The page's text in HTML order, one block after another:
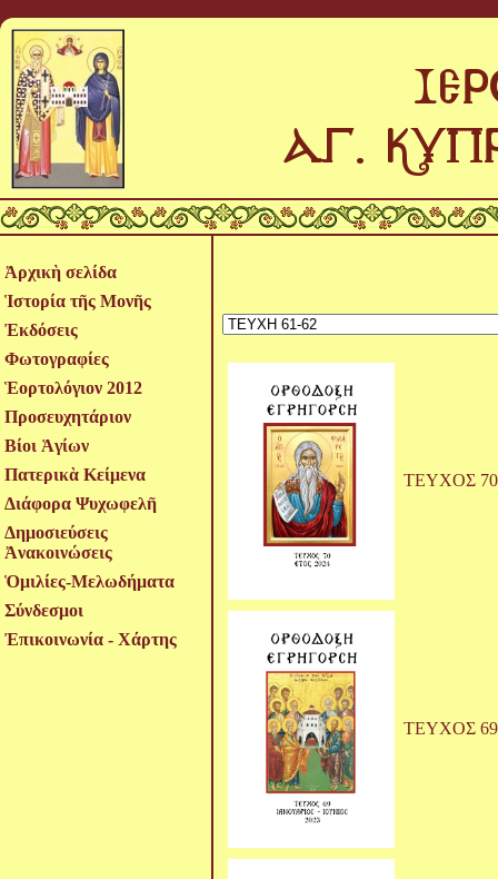
Ἀρχικὴ σελίδα
Ἱστορία τῆς Μονῆς
Ἐκδόσεις
Φωτογραφίες
Ἑορτολόγιον 2012
Προσευχητάριον
Βίοι Ἁγίων
Πατερικὰ Κείμενα
Διάφορα Ψυχωφελῆ
Δημοσιεύσεις
Ἀνακοινώσεις
Ὁμιλίες-Μελωδήματα
Σύνδεσμοι
Ἐπικοινωνία - Χάρτης
ΤΕΥΧΟΣ 70
ΤΕΥΧΟΣ 69